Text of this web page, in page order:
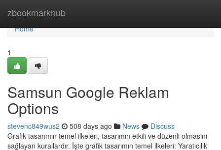
zbookmarkhub
Home
Home
1
Samsun Google Reklam
Options
stevenc849wus2 508 days ago News
Discuss
Grafik tasarımın temel ilkeleri, tasarımın etkili ve düzenli olmasını
sağlayan kurallardır. İşte grafik tasarımın temel ilkeleri: Yaratıcılık